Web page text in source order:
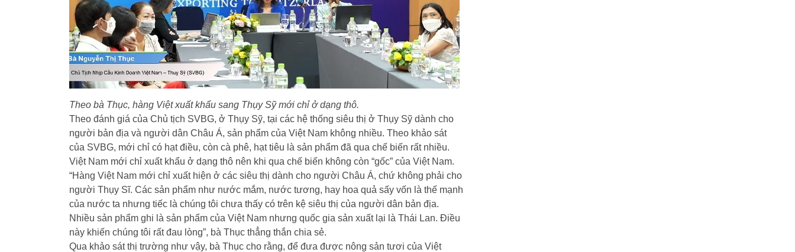
Theo bà Thục, hàng Việt xuất khẩu sang Thụy Sỹ mới chỉ ở dạng thô.
Theo đánh giá của Chủ tịch SVBG, ở Thụy Sỹ, tại các hệ thống siêu thị ở Thụy Sỹ dành cho
người bản địa và người dân Châu Á, sản phẩm của Việt Nam không nhiều. Theo khảo sát
của SVBG, mới chỉ có hạt điều, còn cà phê, hạt tiêu là sản phẩm đã qua chế biến rất nhiều.
Việt Nam mới chỉ xuất khẩu ở dạng thô nên khi qua chế biến không còn “gốc” của Việt Nam.
“Hàng Việt Nam mới chỉ xuất hiện ở các siêu thị dành cho người Châu Á, chứ không phải cho
người Thụy Sĩ. Các sản phẩm như nước mắm, nước tương, hay hoa quả sấy vốn là thế mạnh
của nước ta nhưng tiếc là chúng tôi chưa thấy có trên kệ siêu thị của người dân bản địa.
Nhiều sản phẩm ghi là sản phẩm của Việt Nam nhưng quốc gia sản xuất lại là Thái Lan. Điều
này khiến chúng tôi rất đau lòng”, bà Thục thẳng thắn chia sẻ.
Qua khảo sát thị trường như vậy, bà Thục cho rằng, để đưa được nông sản tươi của Việt